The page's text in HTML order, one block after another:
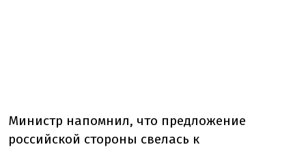
Министр напомнил, что предложение
российской стороны свелась к